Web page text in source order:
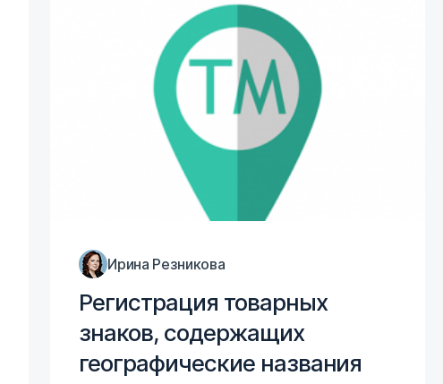
Регистрация товарных
знаков, содержащих
географические названия
Ирина Резникова